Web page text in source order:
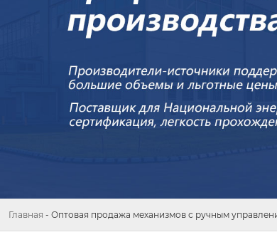
Главная - Оптовая продажа механизмов с ручным